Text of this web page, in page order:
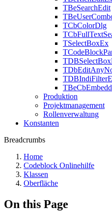
TBeSearchEdit
TCbColorDlg
TSelectBoxEx
Produktion
Projektmanagement
Rollenverwaltung
Konstanten
Breadcrumbs
Home
Codeblock Onlinehilfe
Klassen
Oberfläche
On this Page